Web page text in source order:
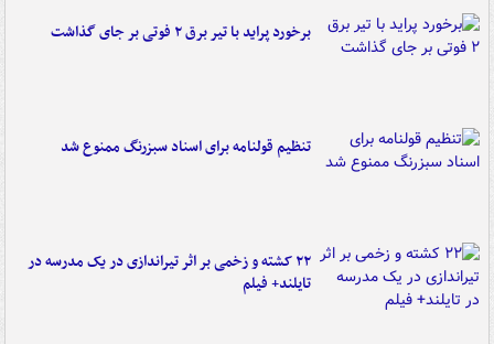
برخورد پراید با تیر برق ۲ فوتی بر جای گذاشت
تنظیم قولنامه برای اسناد سبزرنگ ممنوع شد
۲۲ کشته و زخمی بر اثر تیراندازی در یک مدرسه در
تایلند+ فیلم